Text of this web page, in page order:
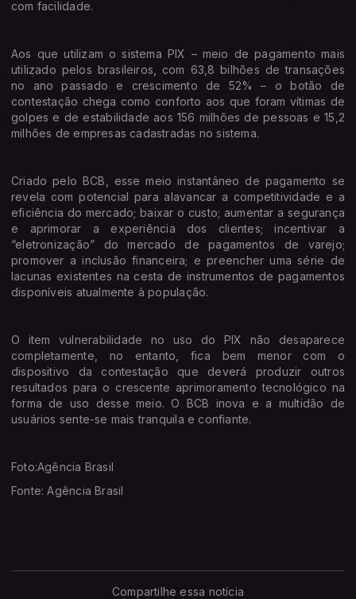
com facilidade.
Aos que utilizam o sistema PIX – meio de pagamento mais
utilizado pelos brasileiros, com 63,8 bilhões de transações
no ano passado e crescimento de 52% – o botão de
contestação chega como conforto aos que foram vítimas de
golpes e de estabilidade aos 156 milhões de pessoas e 15,2
milhões de empresas cadastradas no sistema.
Criado pelo BCB, esse meio instantâneo de pagamento se
revela com potencial para alavancar a competitividade e a
eficiência do mercado; baixar o custo; aumentar a segurança
e aprimorar a experiência dos clientes; incentivar a
“eletronização” do mercado de pagamentos de varejo;
promover a inclusão financeira; e preencher uma série de
lacunas existentes na cesta de instrumentos de pagamentos
disponíveis atualmente à população.
O item vulnerabilidade no uso do PIX não desaparece
completamente, no entanto, fica bem menor com o
dispositivo da contestação que deverá produzir outros
resultados para o crescente aprimoramento tecnológico na
forma de uso desse meio. O BCB inova e a multidão de
usuários sente-se mais tranquila e confiante.
Foto:Agência Brasil
Fonte: Agência Brasil
Compartilhe essa notícia